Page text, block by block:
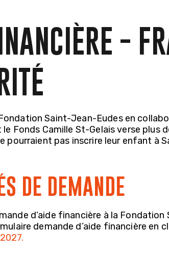
-
Saint-Jean-Eudes en
Fonds Camille St-Gelais verse plus
pourraient pas inscrire leur enfant à
DE DEMANDE
d’aide financière à la
demande d’aide financière en